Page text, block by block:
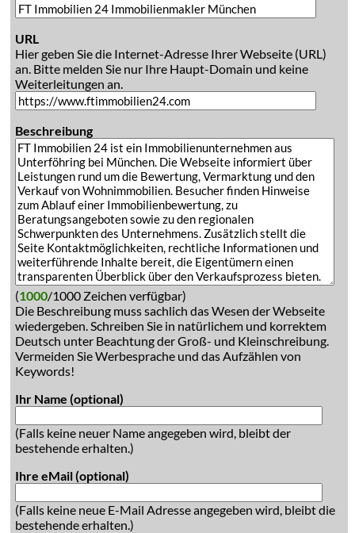
URL
Hier geben Sie die Internet-Adresse Ihrer Webseite (URL)
an. Bitte melden Sie nur Ihre Haupt-Domain und keine
Weiterleitungen an.
Beschreibung
(1000/1000 Zeichen verfügbar)
Die Beschreibung muss sachlich das Wesen der Webseite
wiedergeben. Schreiben Sie in natürlichem und korrektem
Deutsch unter Beachtung der Groß- und Kleinschreibung.
Vermeiden Sie Werbesprache und das Aufzählen von
Keywords!
Ihr Name (optional)
(Falls keine neuer Name angegeben wird, bleibt der
bestehende erhalten.)
Ihre eMail (optional)
(Falls keine neue E-Mail Adresse angegeben wird, bleibt die
bestehende erhalten.)